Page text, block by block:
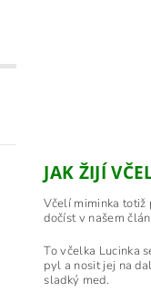
JAK ŽIJÍ
Včelí miminka totiž
dočíst v našem
To včelka Lucinka
pyl a nosit jej na
sladký med.